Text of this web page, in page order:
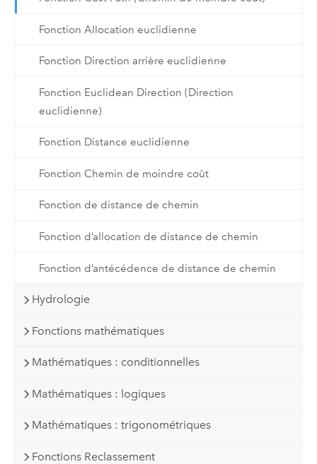
Fonction Allocation euclidienne
Fonction Direction arrière euclidienne
Fonction Euclidean Direction (Direction
euclidienne)
Fonction Distance euclidienne
Fonction Chemin de moindre coût
Fonction de distance de chemin
Fonction d’allocation de distance de chemin
Fonction d’antécédence de distance de chemin
Hydrologie
Fonctions mathématiques
Mathématiques : conditionnelles
Mathématiques : logiques
Mathématiques : trigonométriques
Fonctions Reclassement